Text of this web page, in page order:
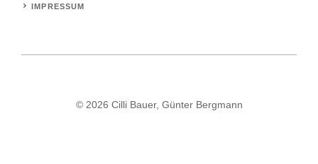
IMPRESSUM
© 2026 Cilli Bauer, Günter Bergmann